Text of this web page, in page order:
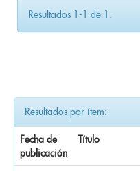
Resultados 1-1 de 1.
Resultados por ítem:
Fecha de
publicación
Título